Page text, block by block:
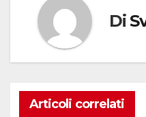
Di
Articoli correlati